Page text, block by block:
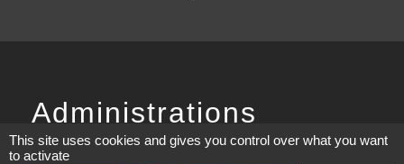
Administrations
partenaires
This site uses cookies and gives you control over what you want
to activate